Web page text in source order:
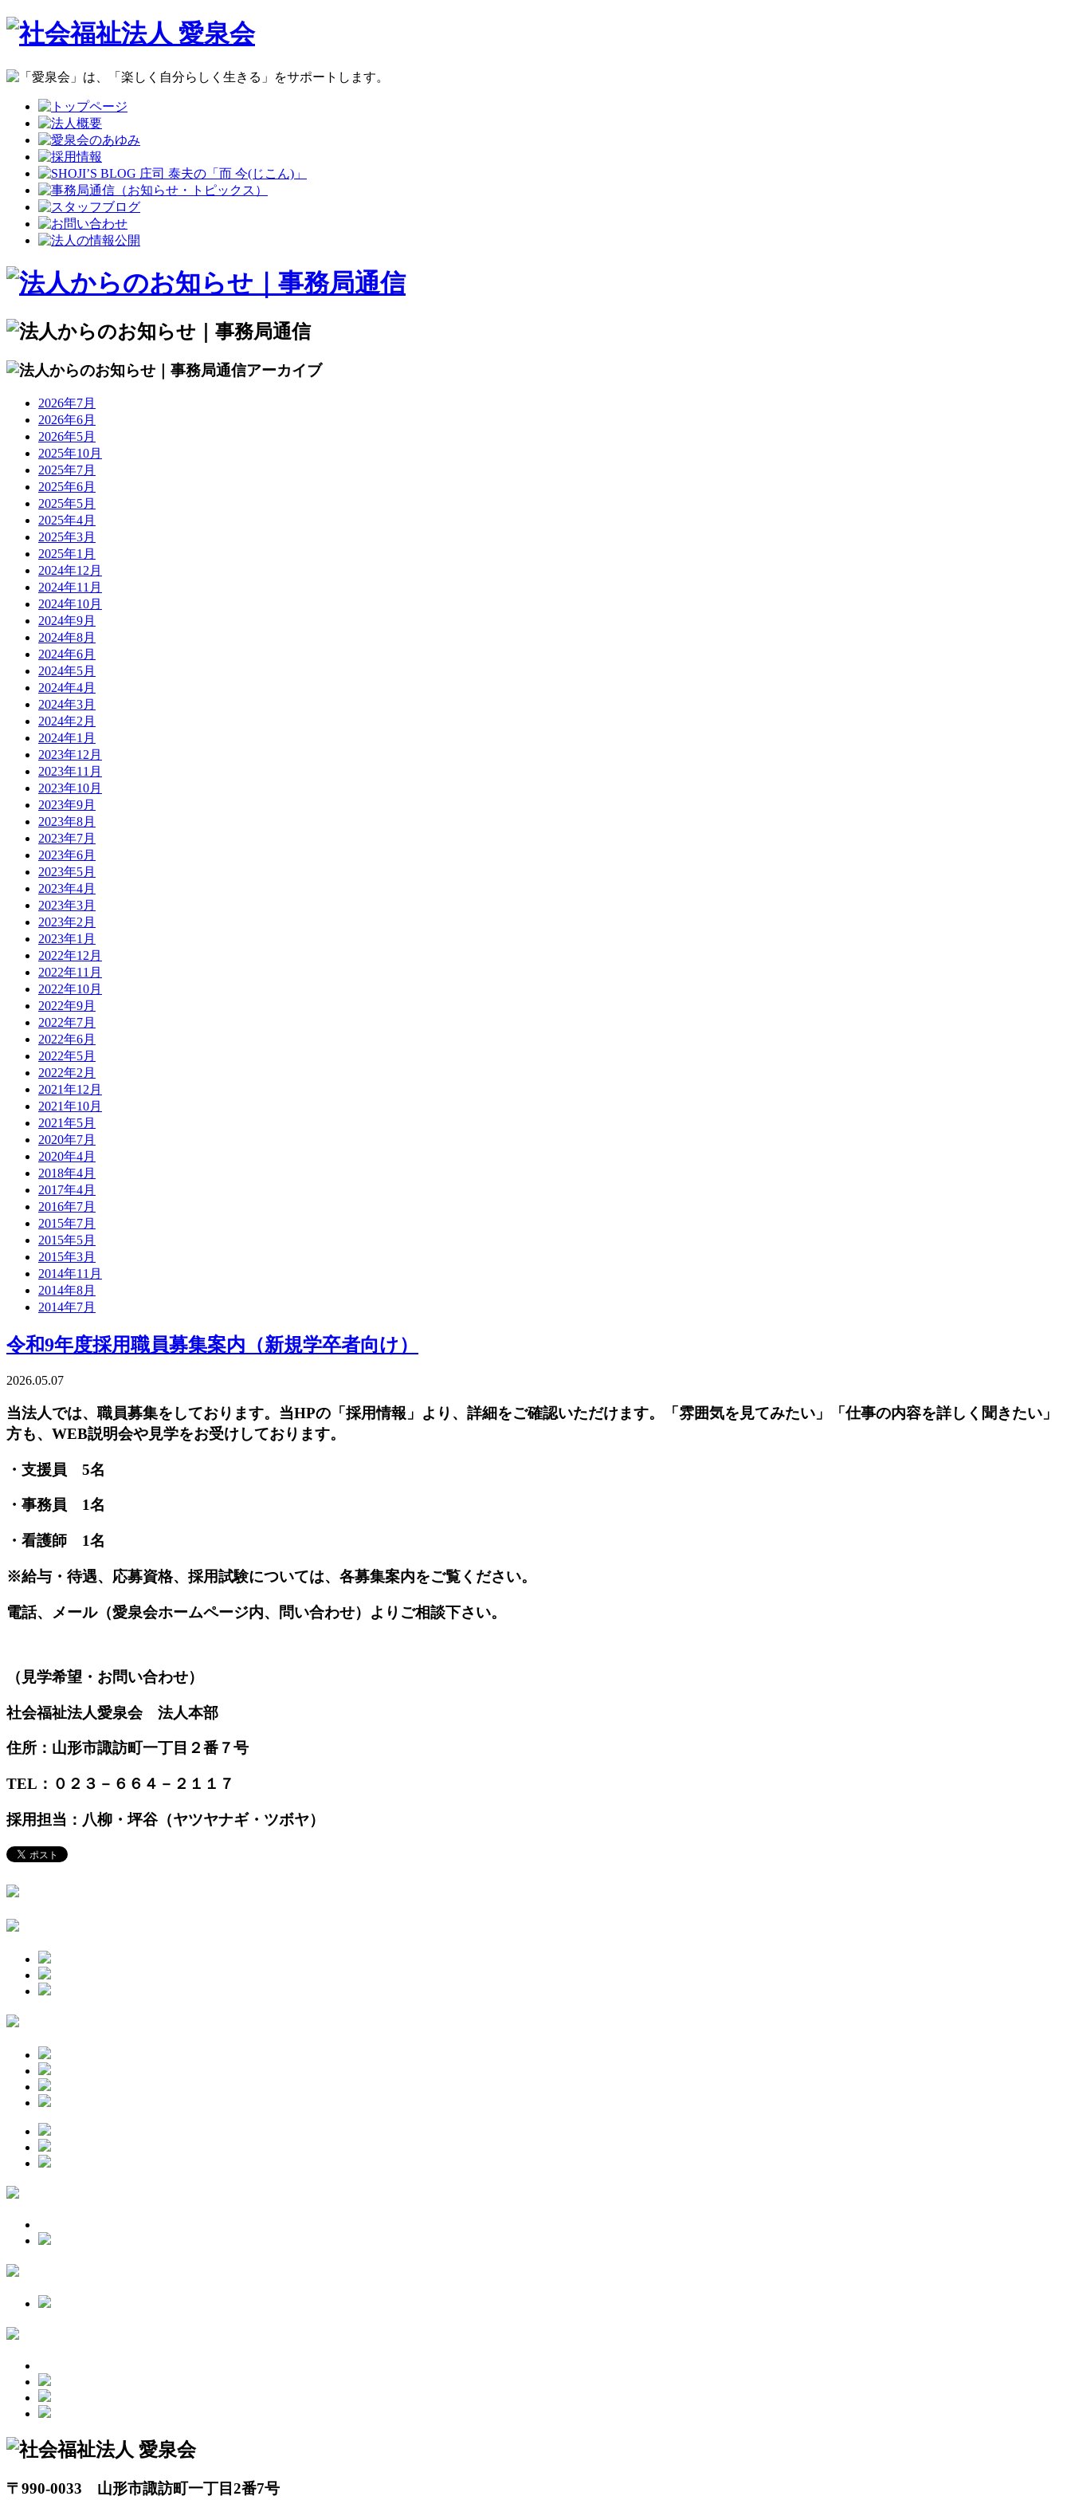
2026年7月
2026年6月
2026年5月
2025年10月
2025年7月
2025年6月
2025年5月
2025年4月
2025年3月
2025年1月
2024年12月
2024年11月
2024年10月
2024年9月
2024年8月
2024年6月
2024年5月
2024年4月
2024年3月
2024年2月
2024年1月
2023年12月
2023年11月
2023年10月
2023年9月
2023年8月
2023年7月
2023年6月
2023年5月
2023年4月
2023年3月
2023年2月
2023年1月
2022年12月
2022年11月
2022年10月
2022年9月
2022年7月
2022年6月
2022年5月
2022年2月
2021年12月
2021年10月
2021年5月
2020年7月
2020年4月
2018年4月
2017年4月
2016年7月
2015年7月
2015年5月
2015年3月
2014年11月
2014年8月
2014年7月
令和9年度採用職員募集案内（新規学卒者向け）
2026.05.07
当法人では、職員募集をしております。当HPの「採用情報」より、詳細をご確認いただけます。「雰囲気を見てみたい」「仕事の内容を詳しく聞きたい」
方も、WEB説明会や見学をお受けしております。
・支援員 5名
・事務員 1名
・看護師 1名
※給与・待遇、応募資格、採用試験については、各募集案内をご覧ください。
電話、メール（愛泉会ホームページ内、問い合わせ）よりご相談下さい。
（見学希望・お問い合わせ）
社会福祉法人愛泉会 法人本部
住所：山形市諏訪町一丁目２番７号
TEL：０２３－６６４－２１１７
採用担当：八柳・坪谷（ヤツヤナギ・ツボヤ）
〒990-0033 山形市諏訪町一丁目2番7号